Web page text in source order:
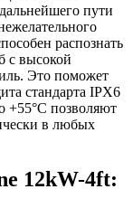
пути
распознать
с высокой
Это поможет
стандарта IPX6
+55°C позволяют
в любых
12kW-4ft: